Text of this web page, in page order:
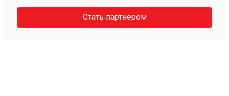
Стать партнером